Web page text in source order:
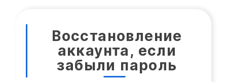
Восстановление
аккаунта, если
забыли пароль